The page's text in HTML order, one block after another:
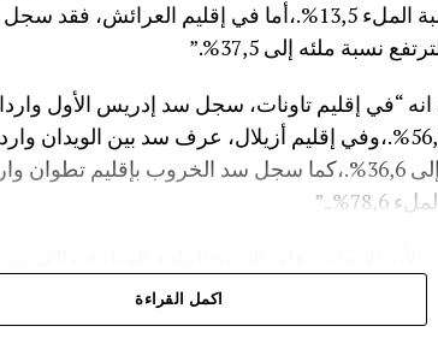
مليون م³، مع بلوغ نسبة الملء 13,5%.،أما في إقليم
اكمل القراءة